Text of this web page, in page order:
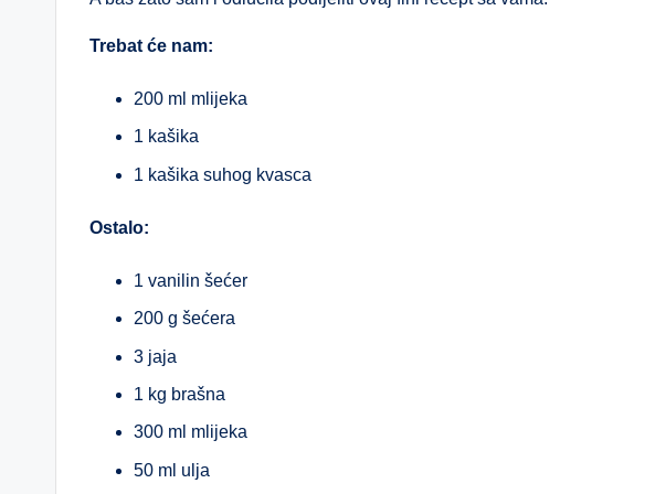
Trebat će nam:
200 ml mlijeka
1 kašika
1 kašika suhog kvasca
Ostalo:
1 vanilin šećer
200 g šećera
3 jaja
1 kg brašna
300 ml mlijeka
50 ml ulja